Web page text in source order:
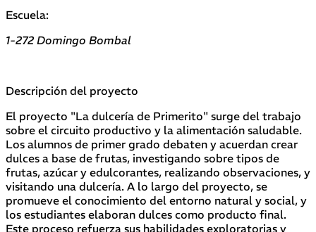
Escuela:
1-272 Domingo Bombal
Descripción del proyecto
El proyecto "La dulcería de Primerito" surge del trabajo
sobre el circuito productivo y la alimentación saludable.
Los alumnos de primer grado debaten y acuerdan crear
dulces a base de frutas, investigando sobre tipos de
frutas, azúcar y edulcorantes, realizando observaciones, y
visitando una dulcería. A lo largo del proyecto, se
promueve el conocimiento del entorno natural y social, y
los estudiantes elaboran dulces como producto final.
Este proceso refuerza sus habilidades exploratorias y